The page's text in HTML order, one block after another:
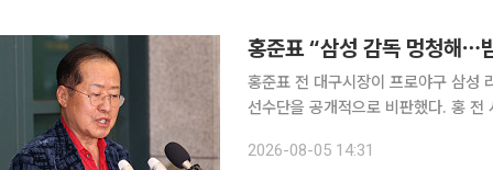
홍준표 “삼성 감독 멍청해⋯
홍준표 전 대구시장이 프로야구 삼성
선수단을 공개적으로 비판했다. 홍 전 시장은 4일 자신의 SNS를 통해 “요즘 삼성 야구 보는 재미로
인 빠른 발을 제대로 활용하지 못하고
2026-08-05 14:31